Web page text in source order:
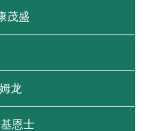
茂盛
龙
恩士